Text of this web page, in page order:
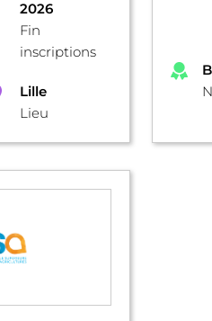
2026
Fin
inscriptions
Lille
Lieu